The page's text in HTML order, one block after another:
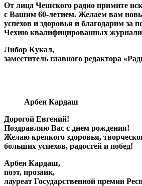
От лица Чешского радио примите
с Вашим 60-летием. Желаем вам
успехов и здоровья и благодарим за
Чехию квалифицированных
Либор Кукал,
заместитель главного редактора
Арбен Кардаш
Дорогой Евгений!
Поздравляю Вас с днем рождения!
Желаю крепкого здоровья,
больших успехов, радостей и побед!
Арбен Кардаш,
поэт, прозаик,
лауреат Государственной премии